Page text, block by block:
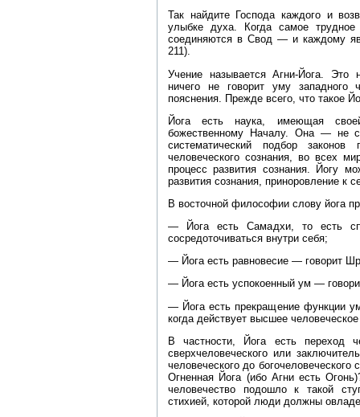
Так найдите Господа каждого и
улыбке духа. Когда самое
соединяются в Свод — и каждому
211).
Учение называется Агни‑Йога. Это
ничего не говорит уму западного
пояснения. Прежде всего, что такое
Йога есть наука, имеющая
божественному Началу. Она — не
систематический подбор
человеческого сознания, во всех
процесс развития сознания. Йогу
развития сознания, приноровление к
В восточной философии слову йога
— Йога есть Самадхи, то есть
сосредоточиваться внутри себя;
— Йога есть равновесие — говорит
— Йога есть успокоенный ум —
— Йога есть прекращение функции
когда действует высшее
В частности, Йога есть переход
сверхчеловеческого или
человеческого до
Огненная Йога (ибо Агни есть
человечество подошло к такой
стихией, которой люди должны